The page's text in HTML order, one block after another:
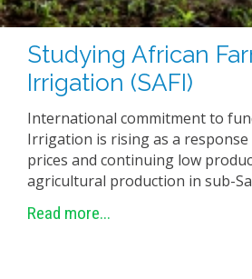
Studying African
Irrigation (SAFI)
International commitment to
Irrigation is rising as a
prices and continuing low
agricultural production in sub-
Read more...